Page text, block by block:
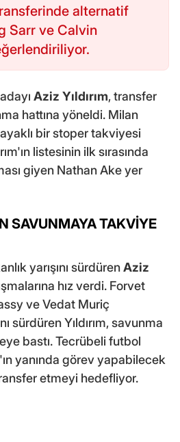
alternatif
Sarr ve Calvin
Aziz Yıldırım, transfer
hattına yöneldi. Milan
bir stoper takviyesi
listesinin ilk sırasında
giyen Nathan Ake yer
SAVUNMAYA TAKVİYE
yarışını sürdürenAziz
hız verdi. Forvet
ve Vedat Muriç
sürdüren Yıldırım, savunma
bastı. Tecrübeli futbol
yanında görev yapabilecek
etmeyi hedefliyor.